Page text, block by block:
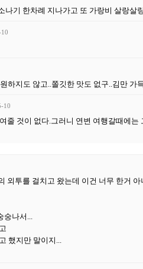
나기 한차례 지나가고 또 가랑비 살랑살
하지도 않고..쫄깃한 맛도 없구..김만 가
10
줄 것이 없다.그러니 연변 여행갈때에
외투를 걸치고 왔는데 이건 너무 한거
숭나서...
했지만 말이지...